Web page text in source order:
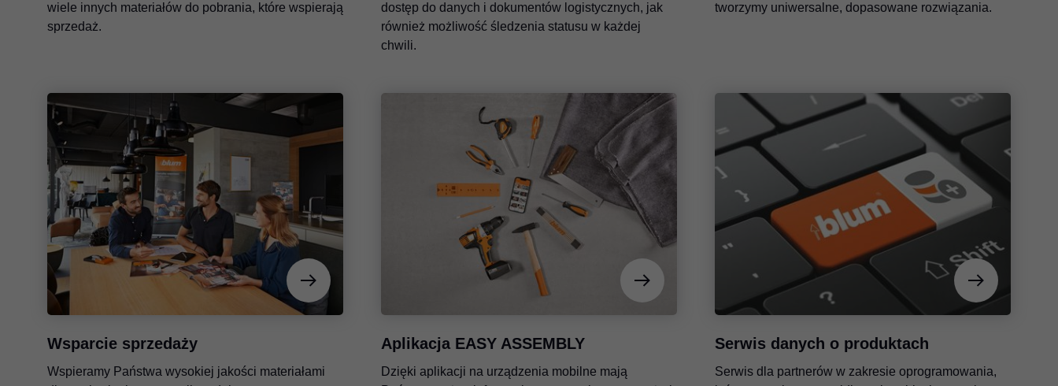
wiele innych materiałów do pobrania, które wspierają
sprzedaż.
dostęp do danych i dokumentów logistycznych, jak
również możliwość śledzenia statusu w każdej
chwili.
tworzymy uniwersalne, dopasowane rozwiązania.
Wsparcie sprzedaży
Wspieramy Państwa wysokiej jakości materiałami
Aplikacja EASY ASSEMBLY
Dzięki aplikacji na urządzenia mobilne mają
Serwis danych o produktach
Serwis dla partnerów w zakresie oprogramowania,